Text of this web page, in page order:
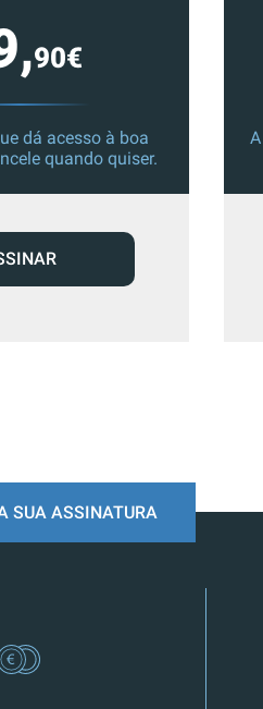
90€
dá acesso à boa
quando quiser.
SUA ASSINATURA